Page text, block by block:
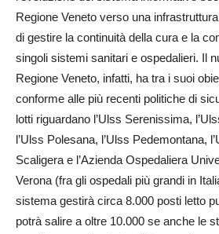
Regione Veneto verso una
di gestire la continuità della cura e la
singoli sistemi sanitari e ospedalieri. Il
Regione Veneto, infatti, ha tra i suoi
conforme alle più recenti politiche di
lotti riguardano l’Ulss Serenissima,
l’Ulss Polesana, l’Ulss Pedemontana,
Scaligera e l’Azienda Ospedaliera
Verona (fra gli ospedali più grandi in
sistema gestirà circa 8.000 posti letto
potrà salire a oltre 10.000 se anche le